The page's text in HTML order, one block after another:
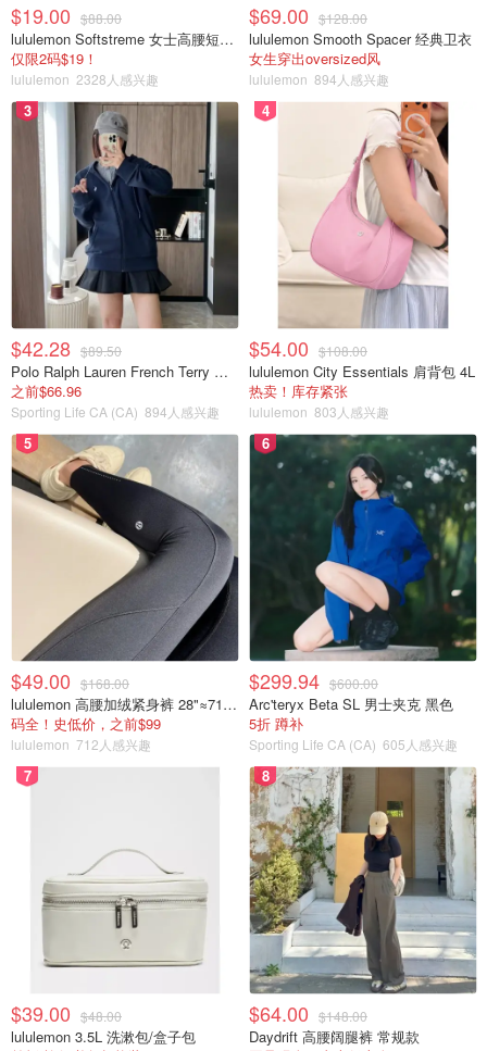
$19.00 $88.00
lululemon Softstreme 女士高腰短裤 10cm
仅限2码$19！
lululemon 2328人感兴趣
$69.00 $128.00
lululemon Smooth Spacer 经典卫衣
女生穿出oversized风
lululemon 894人感兴趣
3
$42.28 $89.50
Polo Ralph Lauren French Terry 女童连帽卫衣 7-16码
之前$66.96
Sporting Life CA (CA) 894人感兴趣
4
$54.00 $108.00
lululemon City Essentials 肩背包 4L
热卖！库存紧张
lululemon 803人感兴趣
5
$49.00 $168.00
lululemon 高腰加绒紧身裤 28"≈71cm 5个口袋
码全！史低价，之前$99
lululemon 712人感兴趣
6
$299.94 $600.00
Arc'teryx Beta SL 男士夹克 黑色
5折 蹲补
Sporting Life CA (CA) 605人感兴趣
7
$39.00 $48.00
lululemon 3.5L 洗漱包/盒子包
8
$64.00 $148.00
Daydrift 高腰阔腿裤 常规款